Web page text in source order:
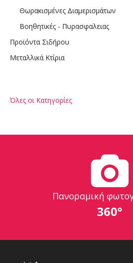
Θωρακισμένες Διαμερισμάτων
Βοηθητικές - Πυρασφαλειας
Προϊόντα Σιδήρου
Μεταλλικά Κτίρια
Όλες οι Κατηγορίες
Πανοραμική
360°